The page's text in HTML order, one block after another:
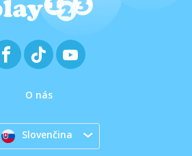
O nás
Slovenčina